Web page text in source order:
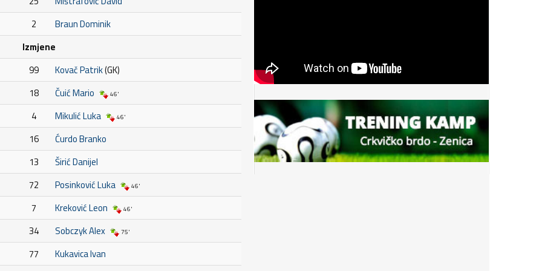
2
Braun Dominik
Izmjene
99
Kovač Patrik(GK)
18
Čuić Mario 46'
4 Mikulić Luka 46'
16
Ćurdo Branko
13
Širić Danijel
72
Posinković Luka 46'
7 Kreković Leon 46'
34 Sobczyk Alex 75'
77
Kukavica Ivan